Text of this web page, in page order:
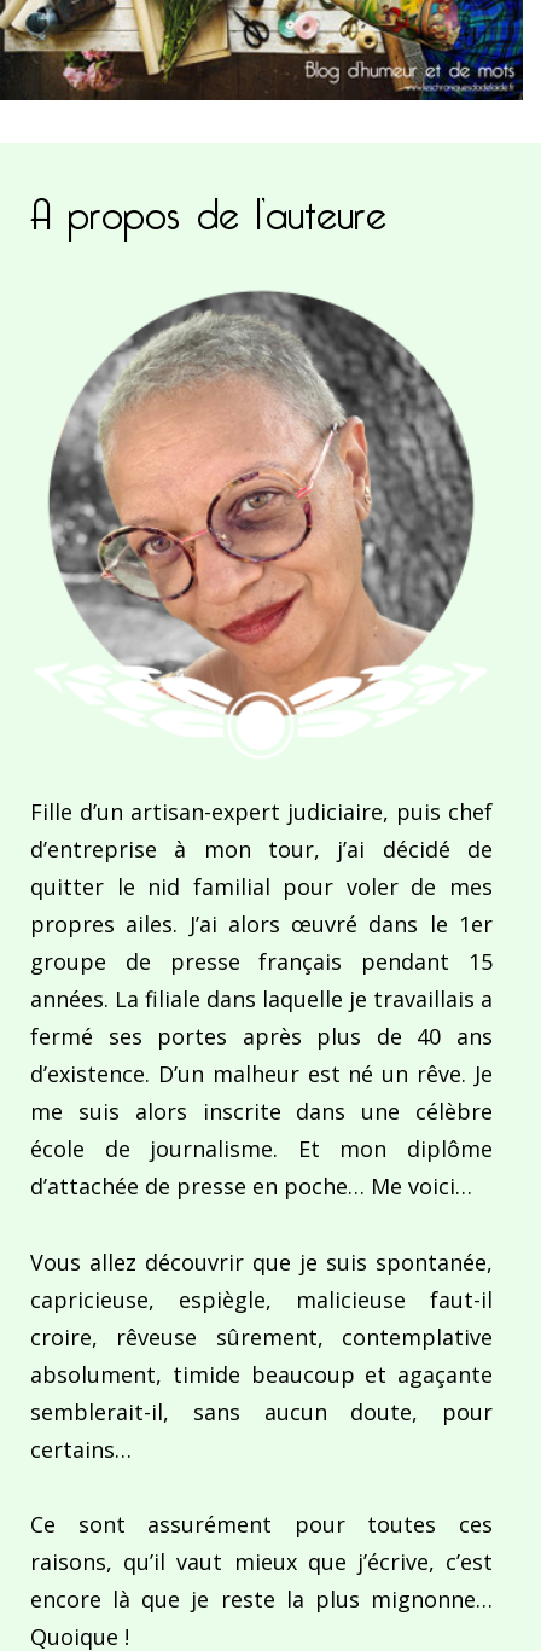
A propos de l’auteure
Fille d’un artisan-expert judiciaire, puis chef
d’entreprise à mon tour, j’ai décidé de
quitter le nid familial pour voler de mes
propres ailes. J’ai alors œuvré dans le 1er
groupe de presse français pendant 15
années. La filiale dans laquelle je travaillais a
fermé ses portes après plus de 40 ans
d’existence. D’un malheur est né un rêve. Je
me suis alors inscrite dans une célèbre
école de journalisme. Et mon diplôme
d’attachée de presse en poche… Me voici…
Vous allez découvrir que je suis spontanée,
capricieuse, espiègle, malicieuse faut-il
croire, rêveuse sûrement, contemplative
absolument, timide beaucoup et agaçante
semblerait-il, sans aucun doute, pour
certains…
Ce sont assurément pour toutes ces
raisons, qu’il vaut mieux que j’écrive, c’est
encore là que je reste la plus mignonne…
Quoique !